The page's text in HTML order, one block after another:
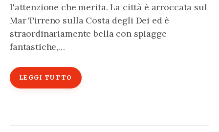
l'attenzione che merita. La città è arroccata sul
Mar Tirreno sulla Costa degli Dei ed è
straordinariamente bella con spiagge
fantastiche,…
LEGGI TUTTO